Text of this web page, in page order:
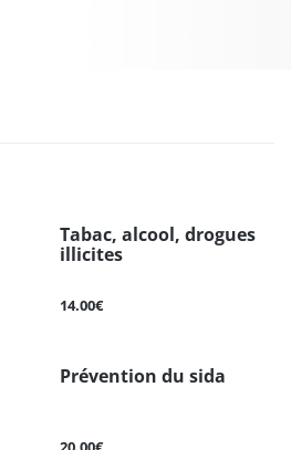
Tabac, alcool, drogues
illicites
14.00€
Prévention du sida